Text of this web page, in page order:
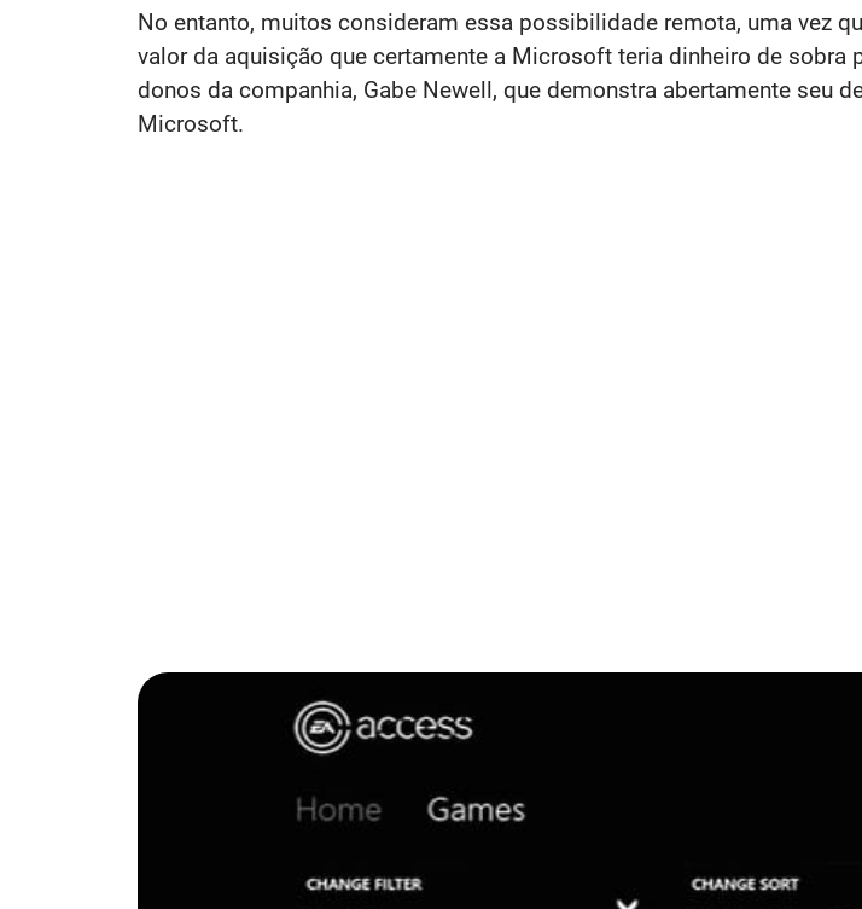
No entanto, muitos consideram essa possibilidade remota, uma vez
valor da aquisição que certamente a Microsoft teria dinheiro de
donos da companhia, Gabe Newell, que demonstra abertamente seu
Microsoft.